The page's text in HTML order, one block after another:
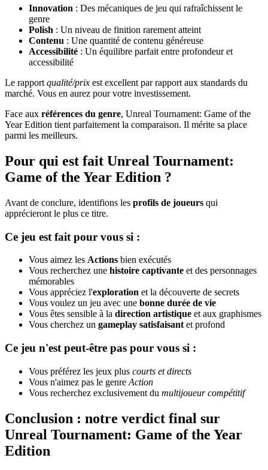
Innovation : Des mécaniques de jeu qui rafraîchissent le
genre
Polish : Un niveau de finition rarement atteint
Contenu : Une quantité de contenu généreuse
Accessibilité : Un équilibre parfait entre profondeur et
accessibilité
Le rapport qualité/prix est excellent par rapport aux standards du
marché. Vous en aurez pour votre investissement.
Face aux références du genre, Unreal Tournament: Game of the
Year Edition tient parfaitement la comparaison. Il mérite sa place
parmi les meilleurs.
Pour qui est fait Unreal Tournament:
Game of the Year Edition ?
Avant de conclure, identifions les profils de joueurs qui
apprécieront le plus ce titre.
Ce jeu est fait pour vous si :
Vous aimez les Actions bien exécutés
Vous recherchez une histoire captivante et des personnages
mémorables
Vous appréciez l'exploration et la découverte de secrets
Vous voulez un jeu avec une bonne durée de vie
Vous êtes sensible à la direction artistique et aux graphismes
Vous cherchez un gameplay satisfaisant et profond
Ce jeu n'est peut-être pas pour vous si :
Vous préférez les jeux plus courts et directs
Vous n'aimez pas le genre Action
Vous recherchez exclusivement du multijoueur compétitif
Conclusion : notre verdict final sur
Unreal Tournament: Game of the Year
Edition